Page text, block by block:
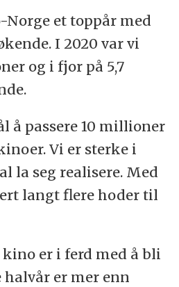
Norge et toppår med
I 2020 var vi
og i fjor på 5,7
å passere 10 millioner
Vi er sterke i
la seg realisere. Med
langt flere hoder til
er i ferd med å bli
er mer enn